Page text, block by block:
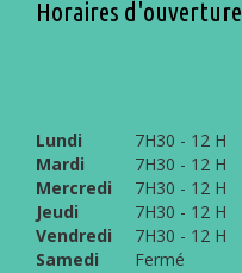
Horaires d'ouverture
Lundi 7H30 - 12 H
Mardi
7H30 - 12 H
Mercredi
7H30 - 12 H
Jeudi
7H30 - 12 H
Vendredi
7H30 - 12 H
Samedi
Fermé